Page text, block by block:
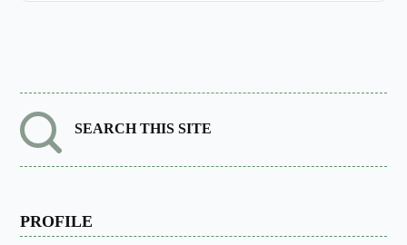
SEARCH THIS SITE
PROFILE